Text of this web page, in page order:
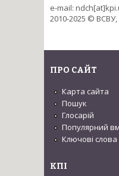
e-mail:
2010-2025 ©
ПРО САЙТ
Карта сайта
Пошук
Глосарій
Популярний
Ключові слова
КПІ